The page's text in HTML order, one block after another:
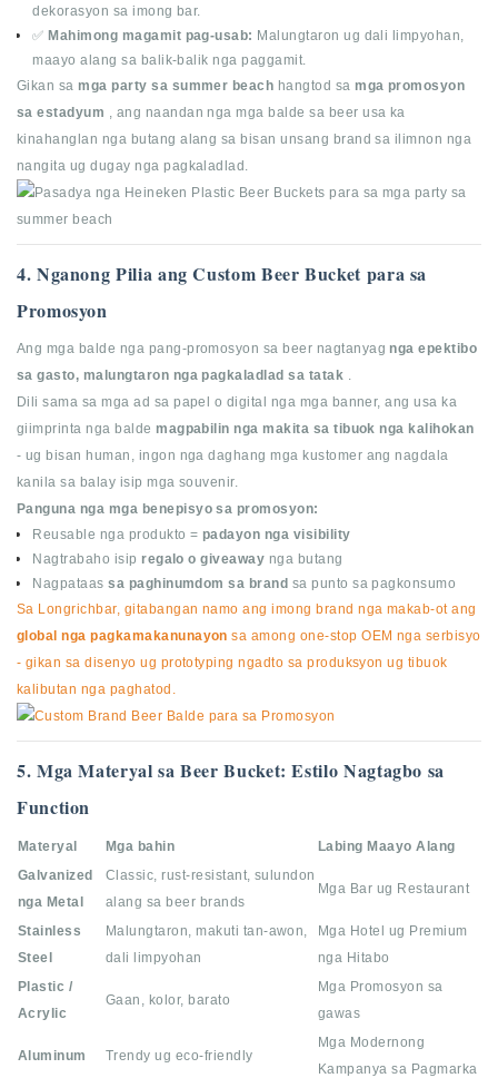
dekorasyon sa imong bar.
✅ Mahimong magamit pag-usab: Malungtaron ug dali limpyohan,
maayo alang sa balik-balik nga paggamit.
Gikan sa mga party sa summer beach hangtod sa mga promosyon
sa estadyum , ang naandan nga mga balde sa beer usa ka
kinahanglan nga butang alang sa bisan unsang brand sa ilimnon nga
nangita ug dugay nga pagkaladlad.
4. Nganong Pilia ang Custom Beer Bucket para sa
Promosyon
Ang mga balde nga pang-promosyon sa beer nagtanyag nga epektibo
sa gasto, malungtaron nga pagkaladlad sa tatak .
Dili sama sa mga ad sa papel o digital nga mga banner, ang usa ka
giimprinta nga balde magpabilin nga makita sa tibuok nga kalihokan
- ug bisan human, ingon nga daghang mga kustomer ang nagdala
kanila sa balay isip mga souvenir.
Panguna nga mga benepisyo sa promosyon:
Reusable nga produkto = padayon nga visibility
Nagtrabaho isip regalo o giveaway nga butang
Nagpataassa paghinumdom sa brand sa punto sa pagkonsumo
Sa Longrichbar, gitabangan namo ang imong brand nga makab-ot ang
global nga pagkamakanunayon sa among one-stop OEM nga serbisyo
- gikan sa disenyo ug prototyping ngadto sa produksyon ug tibuok
kalibutan nga paghatod.
5. Mga Materyal sa Beer Bucket: Estilo Nagtagbo sa
Function
Materyal Mga bahin
Labing Maayo Alang
Galvanized
nga Metal
Classic, rust-resistant, sulundon
alang sa beer brands
Mga Bar ug Restaurant
Stainless
Steel
Malungtaron, makuti tan-awon,
dali limpyohan
Mga Hotel ug Premium
nga Hitabo
Plastic /
Acrylic
Gaan, kolor, barato
Mga Promosyon sa
gawas
Aluminum Trendy ug eco-friendly
Mga Modernong
Kampanya sa Pagmarka